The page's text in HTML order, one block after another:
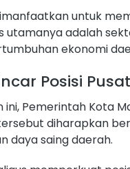
untuk
utamanya adalah
ekonomi
Posisi
ini, Pemerintah Kota
diharapkan
daya saing daerah.